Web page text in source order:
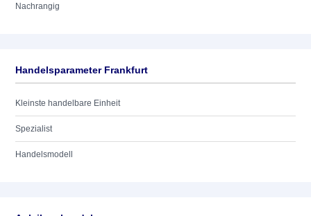
Nachrangig
Handelsparameter Frankfurt
Kleinste handelbare Einheit
Spezialist
Handelsmodell